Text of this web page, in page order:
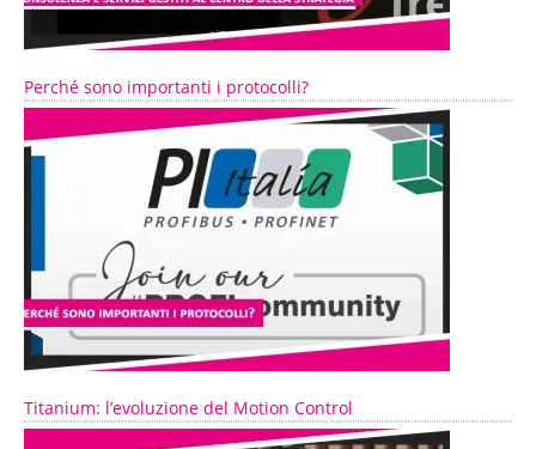
Perché sono importanti i protocolli?
Titanium: l’evoluzione del Motion Control